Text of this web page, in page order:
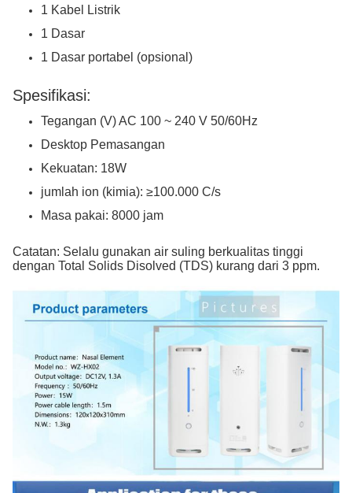
1 Kabel Listrik
1 Dasar
1 Dasar portabel (opsional)
Spesifikasi:
Tegangan (V) AC 100 ~ 240 V 50/60Hz
Desktop Pemasangan
Kekuatan: 18W
jumlah ion (kimia): ≥100.000 C/s
Masa pakai: 8000 jam
Catatan: Selalu gunakan air suling berkualitas tinggi
dengan Total Solids Disolved (TDS) kurang dari 3 ppm.